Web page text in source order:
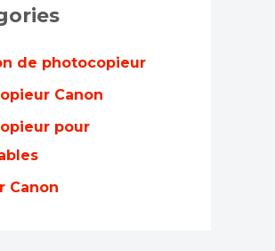
de photocopieur
Canon
pour
Canon